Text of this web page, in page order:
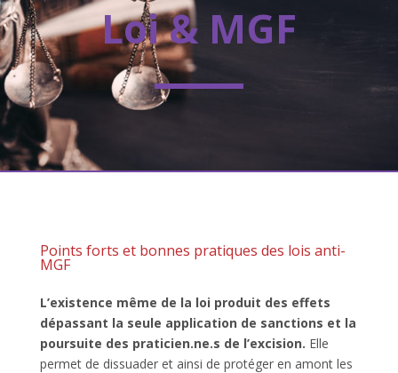
Loi & MGF
Points forts et bonnes pratiques des lois anti-
MGF
L’existence même de la loi produit des effets
dépassant la seule application de sanctions et la
poursuite des praticien.ne.s de l’excision. Elle
permet de dissuader et ainsi de protéger en amont les